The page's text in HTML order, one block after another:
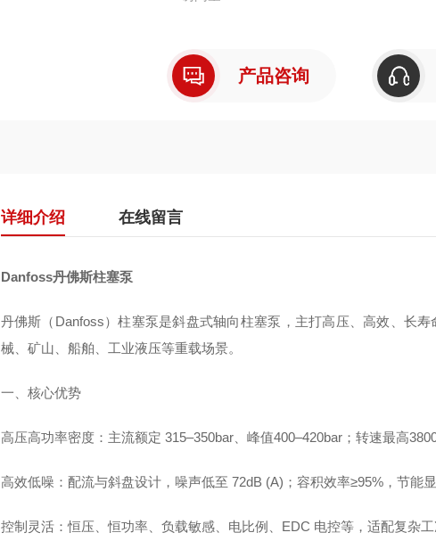
产品咨询
详细介绍 在线留言
Danfoss丹佛斯柱塞泵
丹佛斯（Danfoss）柱塞泵是斜盘式轴向柱塞泵，主打高压、高效、长
械、矿山、船舶、工业液压等重载场景。
一、核心优势
高压高功率密度：主流额定 315–350bar、峰值400–420bar；转速最高
高效低噪：配流与斜盘设计，噪声低至 72dB (A)；容积效率≥95%，节能
控制灵活：恒压、恒功率、负载敏感、电比例、EDC 电控等，适配复杂